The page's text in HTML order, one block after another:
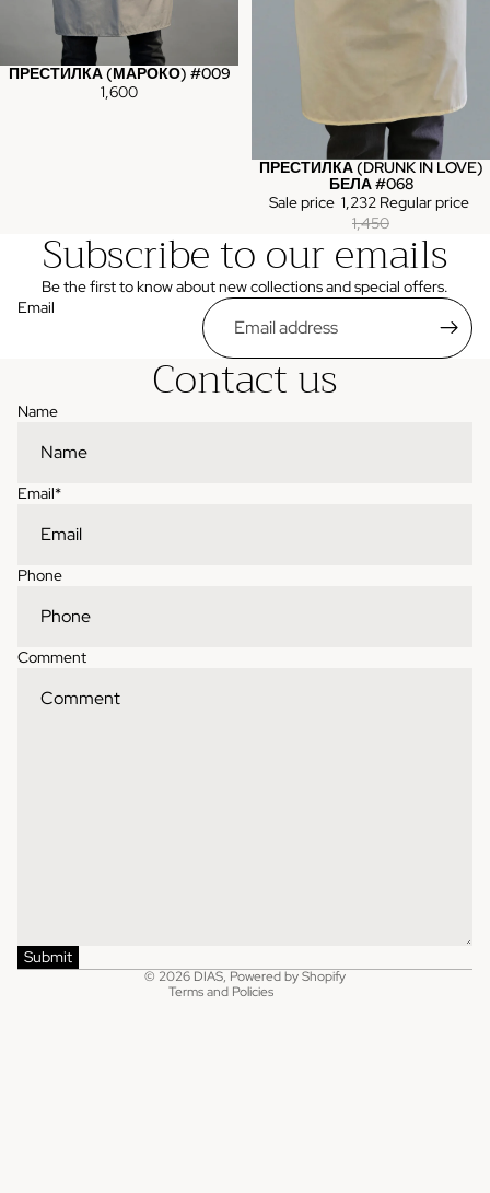
ПРЕСТИЛКА (МАРОКО) #009
1,600
Sale
ПРЕСТИЛКА (DRUNK IN LOVE)
БЕЛА #068
Sale price 1,232 Regular price
1,450
Subscribe to our emails
Be the first to know about new collections and special offers.
Email
Contact us
Name
Email*
Phone
Comment
Submit
© 2026 DIAS, Powered by Shopify
Terms and Policies